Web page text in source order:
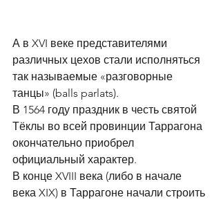
А в XVI веке представителями
различных цехов стали исполняться
так называемые «разговорные
танцы» (balls parlats).
В 1564 году праздник в честь святой
Тёклы во всей провинции Таррагона
окончательно приобрел
официальный характер.
В конце XVIII века (либо в начале
века XIX) в Таррагоне начали строить